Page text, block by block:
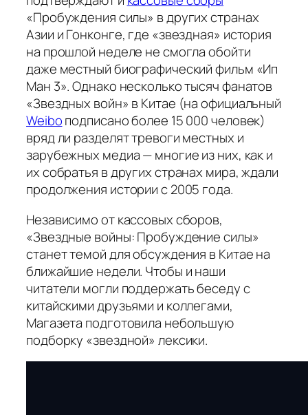
«Пробуждения силы» в других странах
Азии и Гонконге, где «звездная» история
на прошлой неделе не смогла обойти
даже местный биографический фильм «Ип
Ман 3». Однако несколько тысяч фанатов
«Звездных войн» в Китае (на официальный
Weiboподписано более 15 000 человек)
вряд ли разделят тревоги местных и
зарубежных медиа — многие из них, как и
их собратья в других странах мира, ждали
продолжения истории с 2005 года.
Независимо от кассовых сборов,
«Звездные войны: Пробуждение силы»
станет темой для обсуждения в Китае на
ближайшие недели. Чтобы и наши
читатели могли поддержать беседу с
китайскими друзьями и коллегами,
Магазета подготовила небольшую
подборку «звездной» лексики.